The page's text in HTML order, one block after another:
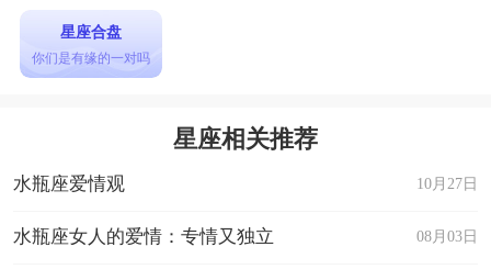
星座合盘
你们是有缘的一对吗
星座相关推荐
10月27日
水瓶座爱情观
08月03日
水瓶座女人的爱情：专情又独立